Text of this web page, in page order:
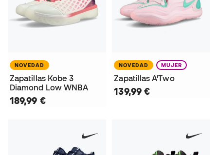
NOVEDAD
Zapatillas Kobe 3
Diamond Low WNBA
189,99 €
NOVEDAD MUJER
Zapatillas A'Two
139,99 €